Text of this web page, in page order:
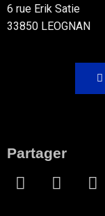
6 rue Erik Satie
33850 LEOGNAN
Partager